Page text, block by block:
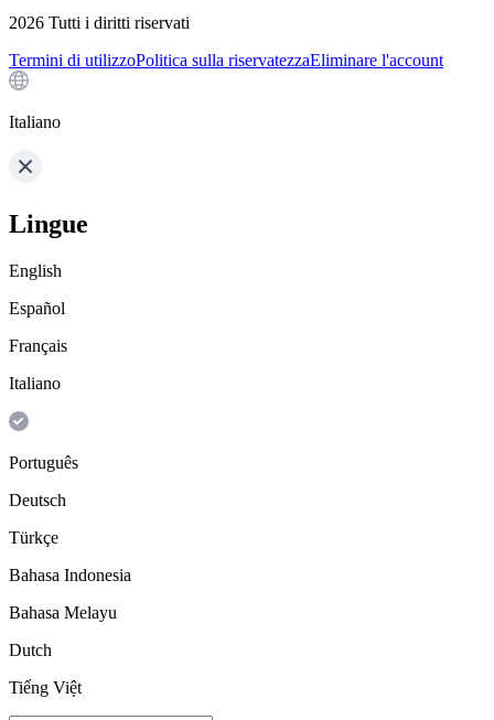
2026 Tutti i diritti riservati
Termini di utilizzoPolitica sulla riservatezzaEliminare l'account
Italiano
Lingue
English
Español
Français
Italiano
Português
Deutsch
Türkçe
Bahasa Indonesia
Bahasa Melayu
Dutch
Tiếng Việt